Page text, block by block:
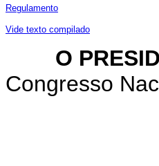
Regulamento
Vide texto compilado
O
Congresso